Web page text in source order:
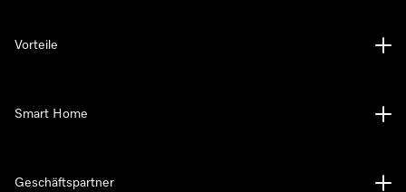
Vorteile
Smart Home
Geschäftspartner